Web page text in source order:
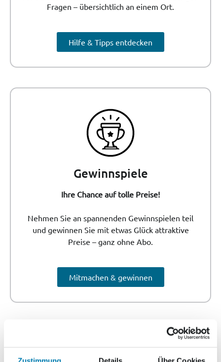
Fragen – übersichtlich an einem Ort.
Hilfe & Tipps entdecken
Gewinnspiele
Ihre Chance auf tolle Preise!
Nehmen Sie an spannenden Gewinnspielen teil
und gewinnen Sie mit etwas Glück attraktive
Preise – ganz ohne Abo.
Mitmachen & gewinnen